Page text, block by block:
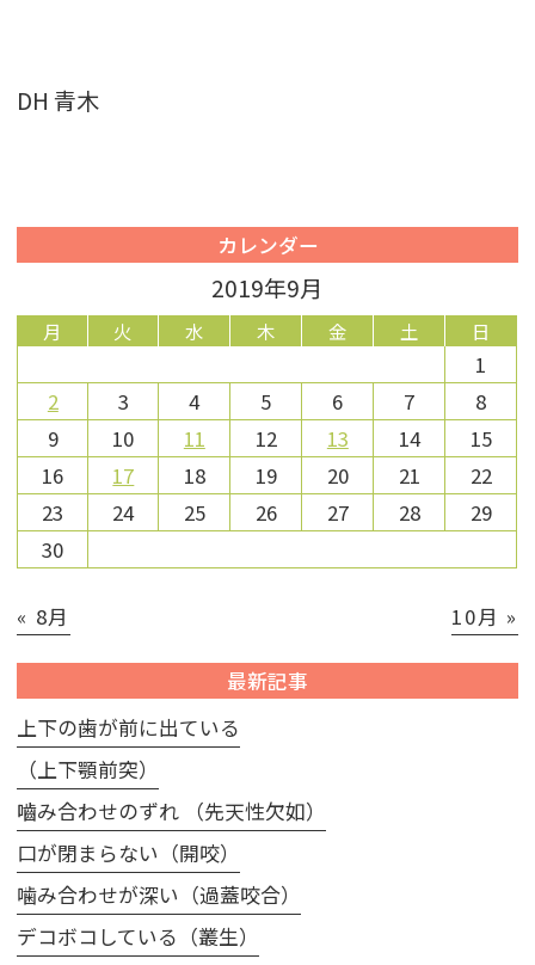
DH 青木
カレンダー
2019年9月
月 火 水 木 金 土 日
1
2
3 4 5 6 7
8
9
10 11 12 13 14
15
16
17 18 19 20 21
22
23
24 25 26 27 28
29
30
« 8月 10月 »
最新記事
上下の歯が前に出ている
（上下顎前突）
嚙み合わせのずれ （先天性欠如）
口が閉まらない（開咬）
噛み合わせが深い（過蓋咬合）
デコボコしている（叢生）